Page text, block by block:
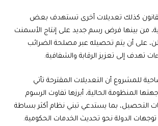
كذلك تعديلات أخرى تستهدف بعض
من بينها فرض رسم جديد على إنتاج الأسمنت
للطن، على أن يتم تحصيله عبر مصلحة الضرائب
تهدف إلى تعزيز الرقابة والشفافية.
للمشروع أن التعديلات المقترحة تأتي
المنظومة الحالية، أبرزها تفاوت الرسوم
التحصيل، بما يستدعي تبني نظام أكثر بساطة
الدولة نحو تحديث الخدمات الحكومية.